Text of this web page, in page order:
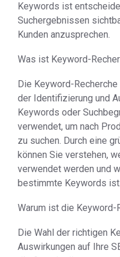
Keywords ist
Suchergebnissen
Kunden anzusprechen.
Was ist Keyword-
Die Keyword-
der Identifizierung und
Keywords oder
verwendet, um nach
zu suchen. Durch eine
können Sie verstehen,
verwendet werden und
bestimmte Keywords ist.
Warum ist die Keyword-
Die Wahl der richtigen
Auswirkungen auf Ihre